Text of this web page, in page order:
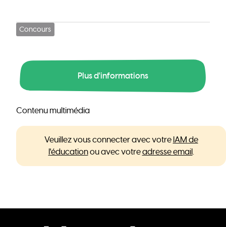
Concours
Plus d'informations
Contenu multimédia
Veuillez vous connecter avec votre IAM de
l'éducationou avec votreadresse email.